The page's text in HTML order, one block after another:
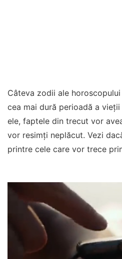
Câteva zodii ale
cea mai dură perioadă a
ele, faptele din trecut vor
vor resimți neplăcut. Vezi
printre cele care vor trece